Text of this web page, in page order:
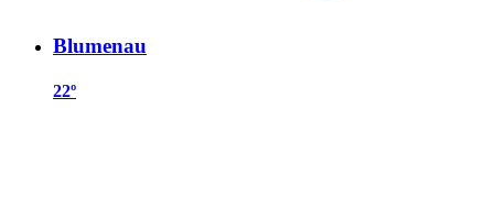
Blumenau
22º